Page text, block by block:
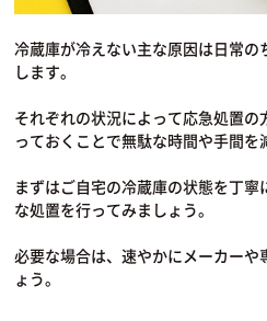
冷蔵庫が冷えない主な原因は日常
します。
それぞれの状況によって応急処置
っておくことで無駄な時間や手間を
まずはご自宅の冷蔵庫の状態を丁
な処置を行ってみましょう。
必要な場合は、速やかにメーカー
ょう。